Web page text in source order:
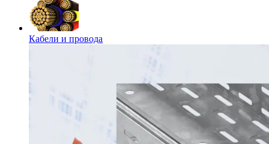
Кабели и провода